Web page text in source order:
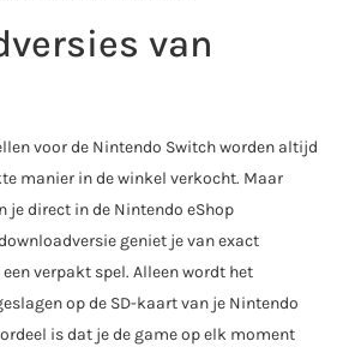
van
voor de Nintendo Switch worden altijd
manier in de winkel verkocht. Maar
direct in de Nintendo eShop
geniet je van exact
verpakt spel. Alleen wordt het
op de SD-kaart van je Nintendo
is dat je de game op elk moment